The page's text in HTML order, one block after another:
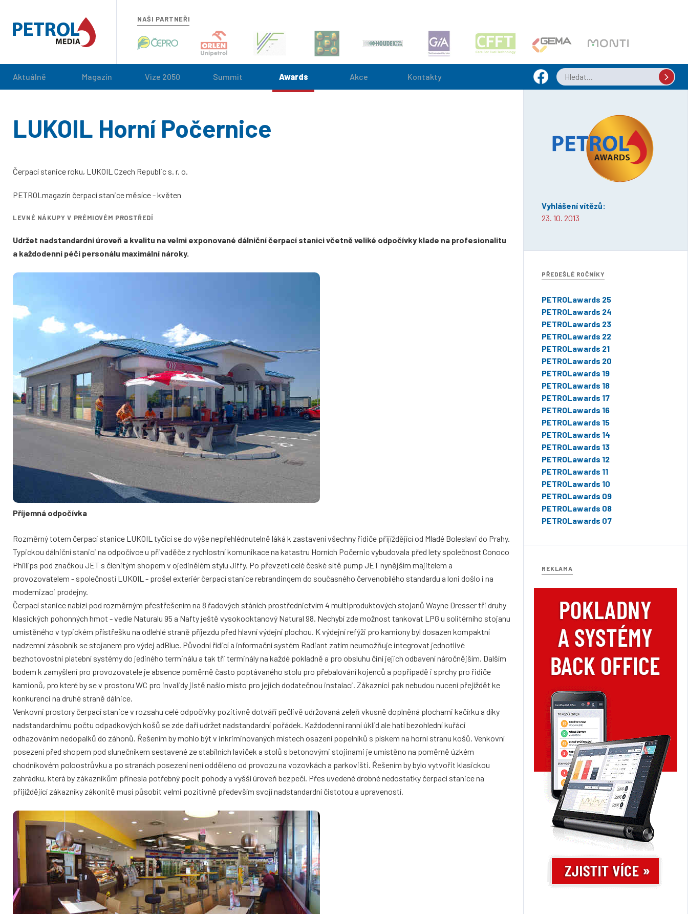
NAŠI PARTNEŘI
Aktuálně Magazín Vize 2050 Summit Awards Akce Kontakty
LUKOIL Horní Počernice
Čerpací stanice roku, LUKOIL Czech Republic s. r. o.
PETROLmagazín čerpací stanice měsíce - květen
LEVNÉ NÁKUPY V PRÉMIOVÉM PROSTŘEDÍ
Udržet nadstandardní úroveň a kvalitu na velmi exponované dálniční čerpací stanici včetně veliké odpočívky klade na profesionalitu
a každodenní péči personálu maximální nároky.
Příjemná odpočívka
Rozměrný totem čerpací stanice LUKOIL tyčící se do výše nepřehlédnutelně láká k zastavení všechny řidiče přijíždějící od Mladé Boleslavi do Prahy.
Typickou dálniční stanici na odpočívce u přivaděče z rychlostní komunikace na katastru Horních Počernic vybudovala před lety společnost Conoco
Phillips pod značkou JET s členitým shopem v ojedinělém stylu Jiffy. Po převzetí celé české sítě pump JET nynějším majitelem a
provozovatelem - společností LUKOIL - prošel exteriér čerpací stanice rebrandingem do současného červenobílého standardu a loni došlo i na
modernizaci prodejny.
Čerpací stanice nabízí pod rozměrným přestřešením na 8 řadových stáních prostřednictvím 4 multiproduktových stojanů Wayne Dresser tři druhy
klasických pohonných hmot - vedle Naturalu 95 a Nafty ještě vysokooktanový Natural 98. Nechybí zde možnost tankovat LPG u solitérního stojanu
umístěného v typickém přístřešku na odlehlé straně příjezdu před hlavní výdejní plochou. K výdejní refýži pro kamiony byl dosazen kompaktní
nadzemní zásobník se stojanem pro výdej adBlue. Původní řídicí a informační systém Radiant zatím neumožňuje integrovat jednotlivé
bezhotovostní platební systémy do jediného terminálu a tak tři terminály na každé pokladně a pro obsluhu činí jejich odbavení náročnějším. Dalším
bodem k zamyšlení pro provozovatele je absence poměrně často poptávaného stolu pro přebalování kojenců a popřípadě i sprchy pro řidiče
kamionů, pro které by se v prostoru WC pro invalidy jistě našlo místo pro jejich dodatečnou instalaci. Zákazníci pak nebudou nucení přejíždět ke
konkurenci na druhé straně dálnice.
Venkovní prostory čerpací stanice v rozsahu celé odpočívky pozitivně dotváří pečlivě udržovaná zeleň vkusně doplněná plochami kačírku a díky
nadstandardnímu počtu odpadkových košů se zde daří udržet nadstandardní pořádek. Každodenní ranní úklid ale hatí bezohlední kuřáci
odhazováním nedopalků do záhonů. Řešením by mohlo být v inkriminovaných místech osazení popelníků s pískem na horní stranu košů. Venkovní
posezení před shopem pod slunečníkem sestavené ze stabilních laviček a stolů s betonovými stojinami je umístěno na poměrně úzkém
chodníkovém poloostrůvku a po stranách posezení není odděleno od provozu na vozovkách a parkovišti. Řešením by bylo vytvořit klasickou
zahrádku, která by zákazníkům přinesla potřebný pocit pohody a vyšší úroveň bezpečí. Přes uvedené drobné nedostatky čerpací stanice na
přijíždějící zákazníky zákonitě musí působit velmi pozitivně především svojí nadstandardní čistotou a upraveností.
Vyhlášení vítězů:
23. 10. 2013
PŘEDEŠLÉ ROČNÍKY
PETROLawards 25
PETROLawards 24
PETROLawards 23
PETROLawards 22
PETROLawards 21
PETROLawards 20
PETROLawards 19
PETROLawards 18
PETROLawards 17
PETROLawards 16
PETROLawards 15
PETROLawards 14
PETROLawards 13
PETROLawards 12
PETROLawards 11
PETROLawards 10
PETROLawards 09
PETROLawards 08
PETROLawards 07
REKLAMA